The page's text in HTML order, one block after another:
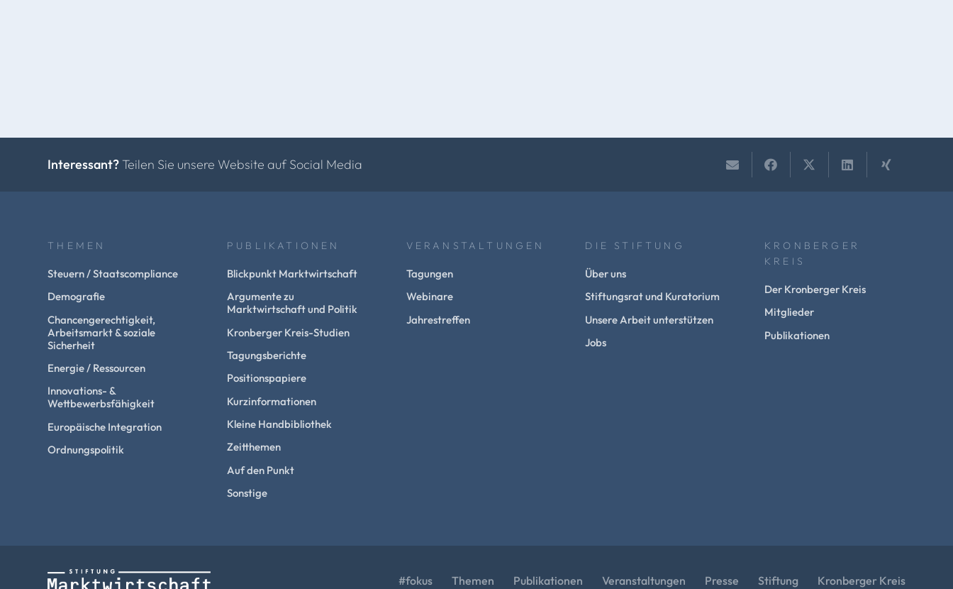
Interessant? Teilen Sie unsere Website auf Social Media
THEMEN
Steuern / Staatscompliance
Demografie
Chancengerechtigkeit,
Arbeitsmarkt & soziale
Sicherheit
Energie / Ressourcen
Innovations- &
Wettbewerbsfähigkeit
Europäische Integration
Ordnungspolitik
PUBLIKATIONEN
Blickpunkt Marktwirtschaft
Argumente zu
Marktwirtschaft und Politik
Kronberger Kreis-Studien
Tagungsberichte
Positionspapiere
Kurzinformationen
Kleine Handbibliothek
Zeitthemen
Auf den Punkt
Sonstige
VERANSTALTUNGEN
Tagungen
Webinare
Jahrestreffen
DIE STIFTUNG
Über uns
Stiftungsrat und Kuratorium
Unsere Arbeit unterstützen
Jobs
KRONBERGER
KREIS
Der Kronberger Kreis
Mitglieder
Publikationen
#fokus Themen Publikationen Veranstaltungen Presse Stiftung Kronberger Kreis